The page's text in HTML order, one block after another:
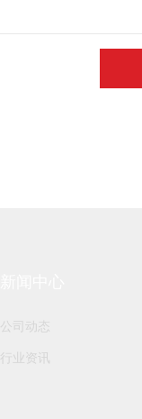
公司动态
行业资讯